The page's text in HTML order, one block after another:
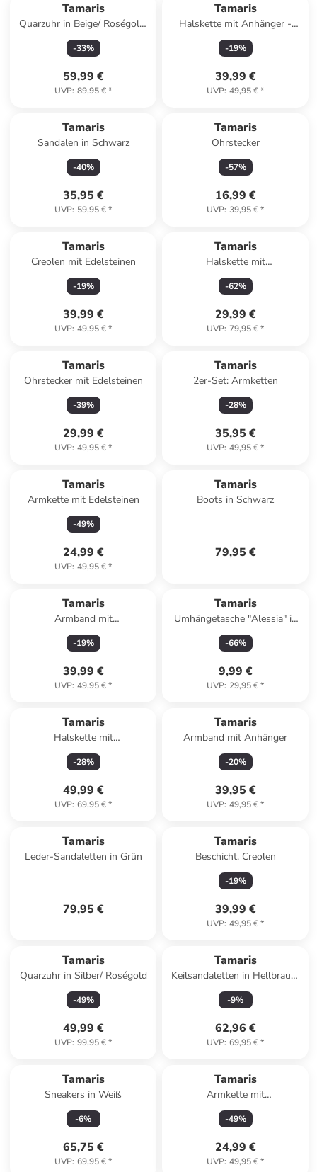
Tamaris
Quarzuhr in Beige/ Roségold/
Weiß
-33%
59,99 €
UVP: 89,95 €*
Tamaris
Halskette mit Anhänger -
(L)45 cm
-19%
39,99 €
UVP: 49,95 €*
Tamaris
Sandalen in Schwarz
-40%
35,95 €
UVP: 59,95 €*
Tamaris
Ohrstecker
-57%
16,99 €
UVP: 39,95 €*
Tamaris
Creolen mit Edelsteinen
-19%
39,99 €
UVP: 49,95 €*
Tamaris
Halskette mit
Schmuckelement - (L)71 cm
-62%
29,99 €
UVP: 79,95 €*
Tamaris
Ohrstecker mit Edelsteinen
-39%
29,99 €
UVP: 49,95 €*
Tamaris
2er-Set: Armketten
-28%
35,95 €
UVP: 49,95 €*
Tamaris
Armkette mit Edelsteinen
-49%
24,99 €
UVP: 49,95 €*
Tamaris
Boots in Schwarz
79,95 €
Tamaris
Armband mit
Schmuckelementen
-19%
39,99 €
UVP: 49,95 €*
Tamaris
Umhängetasche "Alessia" in
Rotbraun - (B)18 x (H)18 x
(T)8 cm
-66%
9,99 €
UVP: 29,95 €*
Tamaris
Halskette mit
Schmuckelement - (L)45 cm
-28%
49,99 €
UVP: 69,95 €*
Tamaris
Armband mit Anhänger
-20%
39,95 €
UVP: 49,95 €*
Tamaris
Leder-Sandaletten in Grün
79,95 €
Tamaris
Beschicht. Creolen
-19%
39,99 €
UVP: 49,95 €*
Tamaris
Quarzuhr in Silber/ Roségold
-49%
49,99 €
UVP: 99,95 €*
Tamaris
Keilsandaletten in Hellbraun/
Gold
-9%
62,96 €
UVP: 69,95 €*
Tamaris
Sneakers in Weiß
-6%
65,75 €
UVP: 69,95 €*
Tamaris
Armkette mit
Schmuckelementen
-49%
24,99 €
UVP: 49,95 €*